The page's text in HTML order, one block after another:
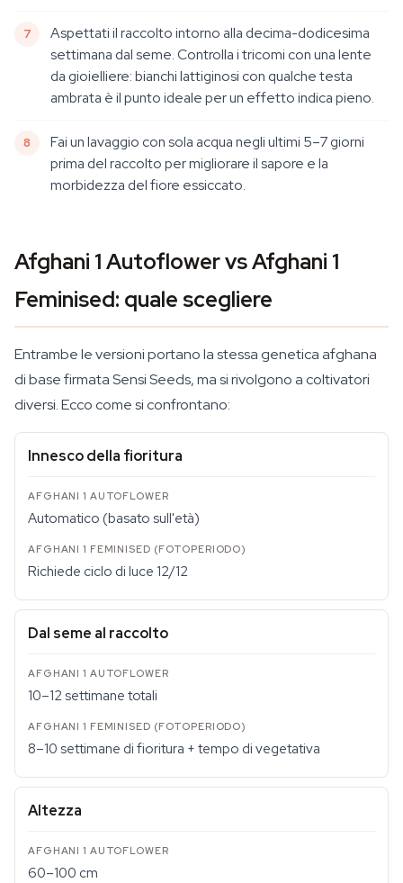
Aspettati il raccolto intorno alla decima-dodicesima
settimana dal seme. Controlla i tricomi con una lente
da gioielliere: bianchi lattiginosi con qualche testa
ambrata è il punto ideale per un effetto indica pieno.
Fai un lavaggio con sola acqua negli ultimi 5–7 giorni
prima del raccolto per migliorare il sapore e la
morbidezza del fiore essiccato.
Afghani 1 Autoflower vs Afghani 1
Feminised: quale scegliere
Entrambe le versioni portano la stessa genetica afghana
di base firmata Sensi Seeds, ma si rivolgono a coltivatori
diversi. Ecco come si confrontano:
Innesco della fioritura
Automatico (basato sull'età)
Richiede ciclo di luce 12/12
Dal seme al raccolto
10–12 settimane totali
8–10 settimane di fioritura + tempo di vegetativa
Altezza
60–100 cm